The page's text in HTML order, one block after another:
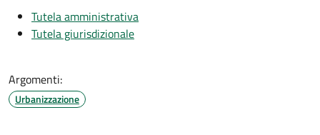
Tutela amministrativa
Tutela giurisdizionale
Argomenti:
Urbanizzazione